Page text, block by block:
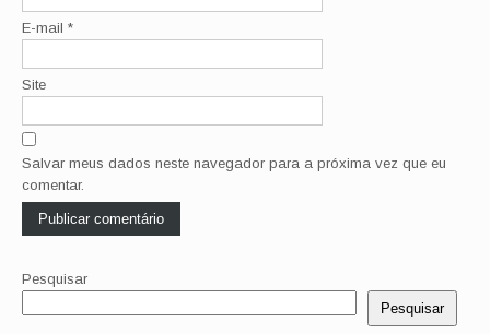
E-mail *
Site
Salvar meus dados neste navegador para a próxima vez que eu
comentar.
Pesquisar
Pesquisar